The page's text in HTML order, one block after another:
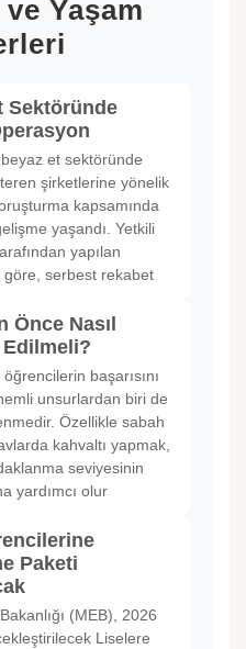
Yaşam
Sektöründe
et sektöründe
şirketlerine yönelik
kapsamında
yaşandı. Yetkili
yapılan
göre, serbest rekabet
Önce Nasıl
Edilmeli?
başarısını
unsurlardan biri de
Özellikle sabah
kahvaltı yapmak,
seviyesinin
yardımcı olur
Paketi
(MEB), 2026
Liselere